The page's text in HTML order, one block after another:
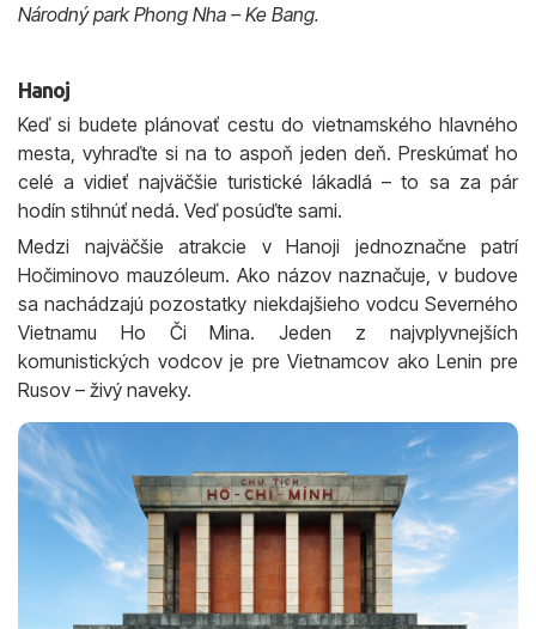
Národný park Phong Nha – Ke Bang.
Hanoj
Keď si budete plánovať cestu do vietnamského hlavného
mesta, vyhraďte si na to aspoň jeden deň. Preskúmať ho
celé a vidieť najväčšie turistické lákadlá – to sa za pár
hodín stihnúť nedá. Veď posúďte sami.
Medzi najväčšie atrakcie v Hanoji jednoznačne patrí
Hočiminovo mauzóleum. Ako názov naznačuje, v budove
sa nachádzajú pozostatky niekdajšieho vodcu Severného
Vietnamu Ho Či Mina. Jeden z najvplyvnejších
komunistických vodcov je pre Vietnamcov ako Lenin pre
Rusov – živý naveky.